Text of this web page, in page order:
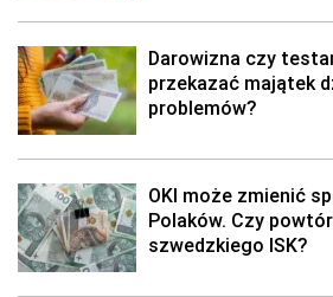
Darowizna czy
przekazać majątek
problemów?
OKI może zmienić
Polaków. Czy
szwedzkiego ISK?